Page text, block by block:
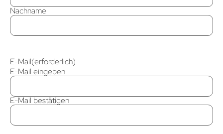
Nachname
E-Mail(erforderlich)
E-Mail eingeben
E-Mail bestätigen